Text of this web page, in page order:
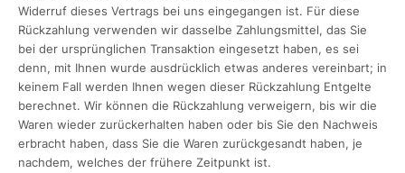
Widerruf dieses Vertrags bei uns eingegangen ist. Für diese
Rückzahlung verwenden wir dasselbe Zahlungsmittel, das Sie
bei der ursprünglichen Transaktion eingesetzt haben, es sei
denn, mit Ihnen wurde ausdrücklich etwas anderes vereinbart; in
keinem Fall werden Ihnen wegen dieser Rückzahlung Entgelte
berechnet. Wir können die Rückzahlung verweigern, bis wir die
Waren wieder zurückerhalten haben oder bis Sie den Nachweis
erbracht haben, dass Sie die Waren zurückgesandt haben, je
nachdem, welches der frühere Zeitpunkt ist.